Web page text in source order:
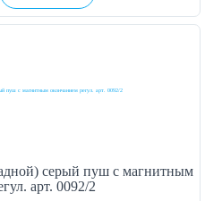
серый пуш с магнитным
арт. 0092/2